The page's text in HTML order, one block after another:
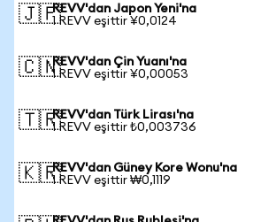
🇯🇵REVV'dan Japon Yeni'na
1 REVV eşittir ¥0,0124
🇨🇳REVV'dan Çin Yuanı'na
1 REVV eşittir ¥0,00053
🇹🇷REVV'dan Türk Lirası'na
1 REVV eşittir ₺0,003736
🇰🇷REVV'dan Güney Kore Wonu'na
1 REVV eşittir ₩0,1119